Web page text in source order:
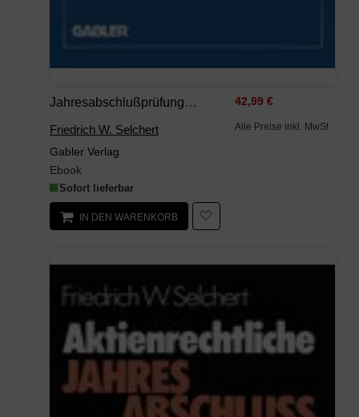
Jahresabschlußprüfung Der Kapitalgesellschaften
Friedrich W. Selchert
Gabler Verlag
Ebook
Sofort lieferbar
42,99 €
Alle Preise inkl. MwSt
IN DEN WARENKORB